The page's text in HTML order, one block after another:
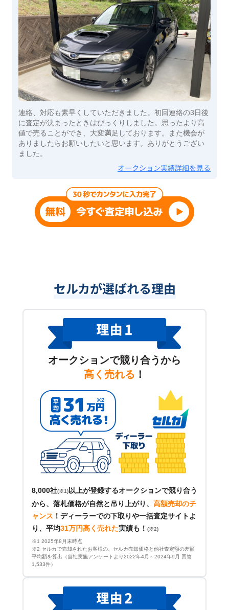
連絡、対応も素早くしていただきました。初回連絡の3日後
に査定が決まったときはびっくりしました。思ったより高
値で売ることができ、大変満足しております。また機会が
ありましたらお願いしたいと思います。ありがとうござい
ました。
オークション実績詳細を見る
セルカが選ばれる理由
オークションで競り合うから
高く売れる ！
8,000社(※1) 以上が登録するオークションで競り合う
から、落札価格が自然と吊り上がり、 高額売却のチ
ャンス ！ ディーラーでの下取りや一括査定サイトよ
り、平均31万円高く売れた実績も！ (※2)
※1 2025年8月末時点
※2 セルカで売却されたお客様の、セルカ売却価格と他社査定額の差額
平均額を算出（当社実施アンケートより2022年4月～2024年9月 回答
1,533件）